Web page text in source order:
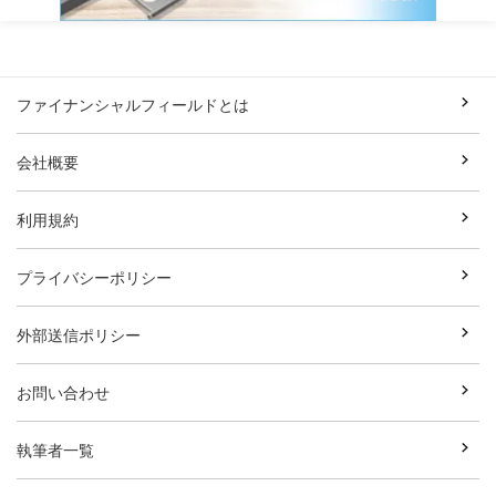
ファイナンシャルフィールドとは
会社概要
利用規約
プライバシーポリシー
外部送信ポリシー
お問い合わせ
執筆者一覧